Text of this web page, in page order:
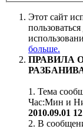
Этот сайт
больше.
ПРАВИЛА
1. Тема
Час:Мин и
2010.09.01
2. В